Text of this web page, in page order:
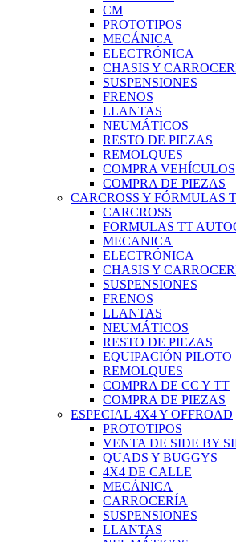
CM
PROTOTIPOS
MECÁNICA
ELECTRÓNICA
CHASIS Y
SUSPENSIONES
FRENOS
LLANTAS
NEUMÁTICOS
RESTO DE PIEZAS
REMOLQUES
COMPRA VEHÍCULOS
COMPRA DE PIEZAS
CARCROSS Y FÓRMULAS
CARCROSS
FORMULAS TT
MECANICA
ELECTRÓNICA
CHASIS Y
SUSPENSIONES
FRENOS
LLANTAS
NEUMÁTICOS
RESTO DE PIEZAS
EQUIPACIÓN PILOTO
REMOLQUES
COMPRA DE CC Y TT
COMPRA DE PIEZAS
ESPECIAL 4X4 Y OFFROAD
PROTOTIPOS
VENTA DE SIDE BY
QUADS Y BUGGYS
4X4 DE CALLE
MECÁNICA
CARROCERÍA
SUSPENSIONES
LLANTAS